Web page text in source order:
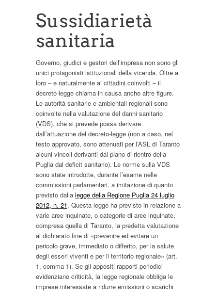
Sussidiarietà
sanitaria
Governo, giudici e gestori dell’impresa non sono gli
unici protagonisti istituzionali della vicenda. Oltre a
loro – e naturalmente ai cittadini coinvolti – il
decreto-legge chiama in causa anche altre figure.
Le autorità sanitarie e ambientali regionali sono
coinvolte nella valutazione del danni sanitario
(VDS), che si prevede possa derivare
dall’attuazione del decreto-legge (non a caso, nel
testo approvato, sono attenuati per l’ASL di Taranto
alcuni vincoli derivanti dal piano di rientro della
Puglia dal deficit sanitario). Le norme sulla VDS
sono state introdotte, durante l’esame nelle
commissioni parlamentari, a imitazione di quanto
previsto dalla legge della Regione Puglia 24 luglio
2012, n. 21. Questa legge ha previsto in relazione a
varie aree inquinate, o categorie di aree inquinate,
compresa quella di Taranto, la predetta valutazione
al dichiarato fine di «prevenire ed evitare un
pericolo grave, immediato o differito, per la salute
degli esseri viventi e per il territorio regionale» (art.
1, comma 1). Se gli appositi rapporti periodici
evidenziano criticità, la legge regionale obbliga le
imprese interessate a ridurre emissioni o scarichi